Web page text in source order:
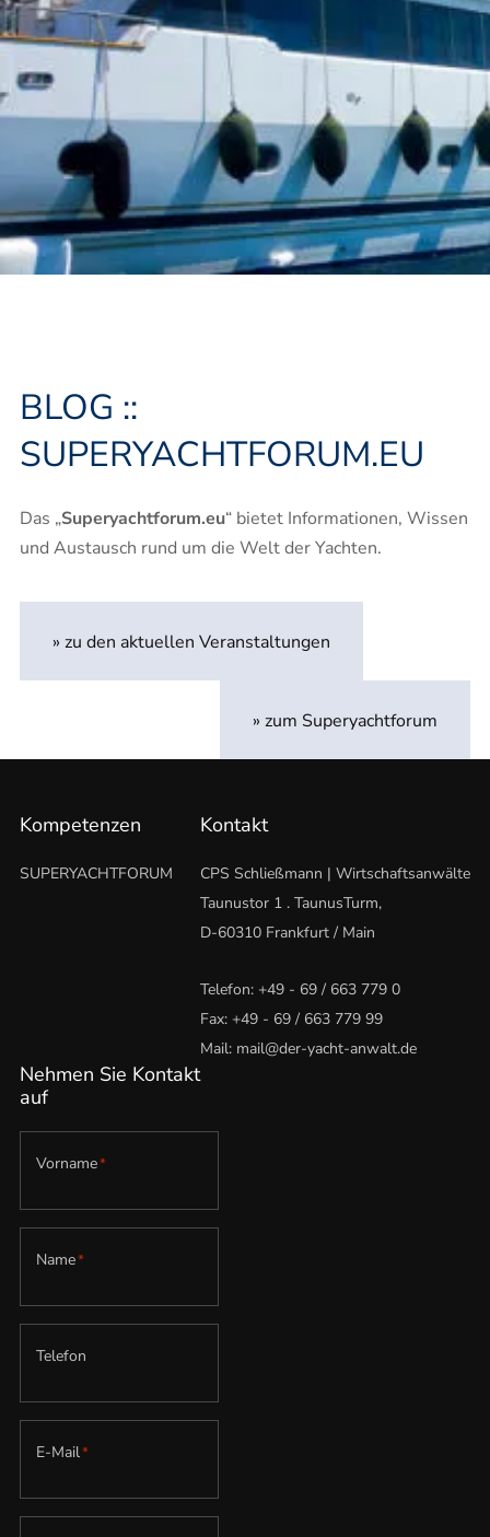
BLOG ::
SUPERYACHTFORUM.EU
Das „Superyachtforum.eu“ bietet Informationen, Wissen
und Austausch rund um die Welt der Yachten.
» zu den aktuellen Veranstaltungen
» zum Superyachtforum
Kompetenzen
SUPERYACHTFORUM
Kontakt
CPS Schließmann | Wirtschaftsanwälte
Taunustor 1 . TaunusTurm,
D-60310 Frankfurt / Main
Telefon: +49 - 69 / 663 779 0
Fax: +49 - 69 / 663 779 99
Mail: mail@der-yacht-anwalt.de
Nehmen Sie Kontakt
auf
Vorname*
Name*
Telefon
E-Mail*